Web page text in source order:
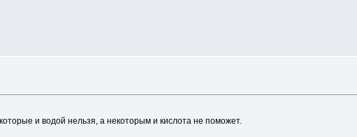
и водой нельзя, а некоторым и кислота не поможет.